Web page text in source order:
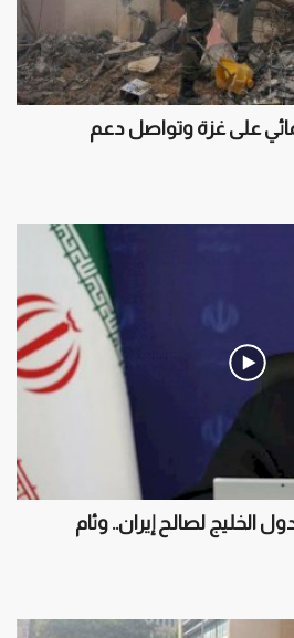
على غزة وتواصل دعم
الخليج لصالح إيران.. وئام